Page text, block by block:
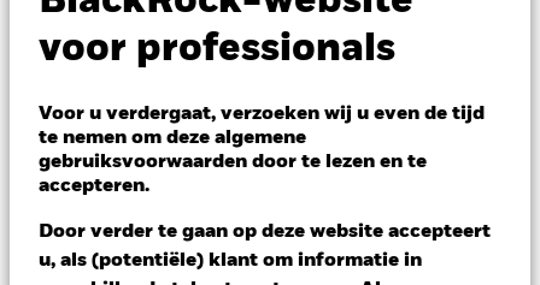
voor professionals
Voor u verdergaat, verzoeken wij u even de tijd
te nemen om deze algemene
gebruiksvoorwaarden door te lezen en te
accepteren.
Door verder te gaan op deze website accepteert
u, als (potentiële) klant om informatie in
Fund
EUR 23,38
Variatie 52wk: 17,18 - 24,45